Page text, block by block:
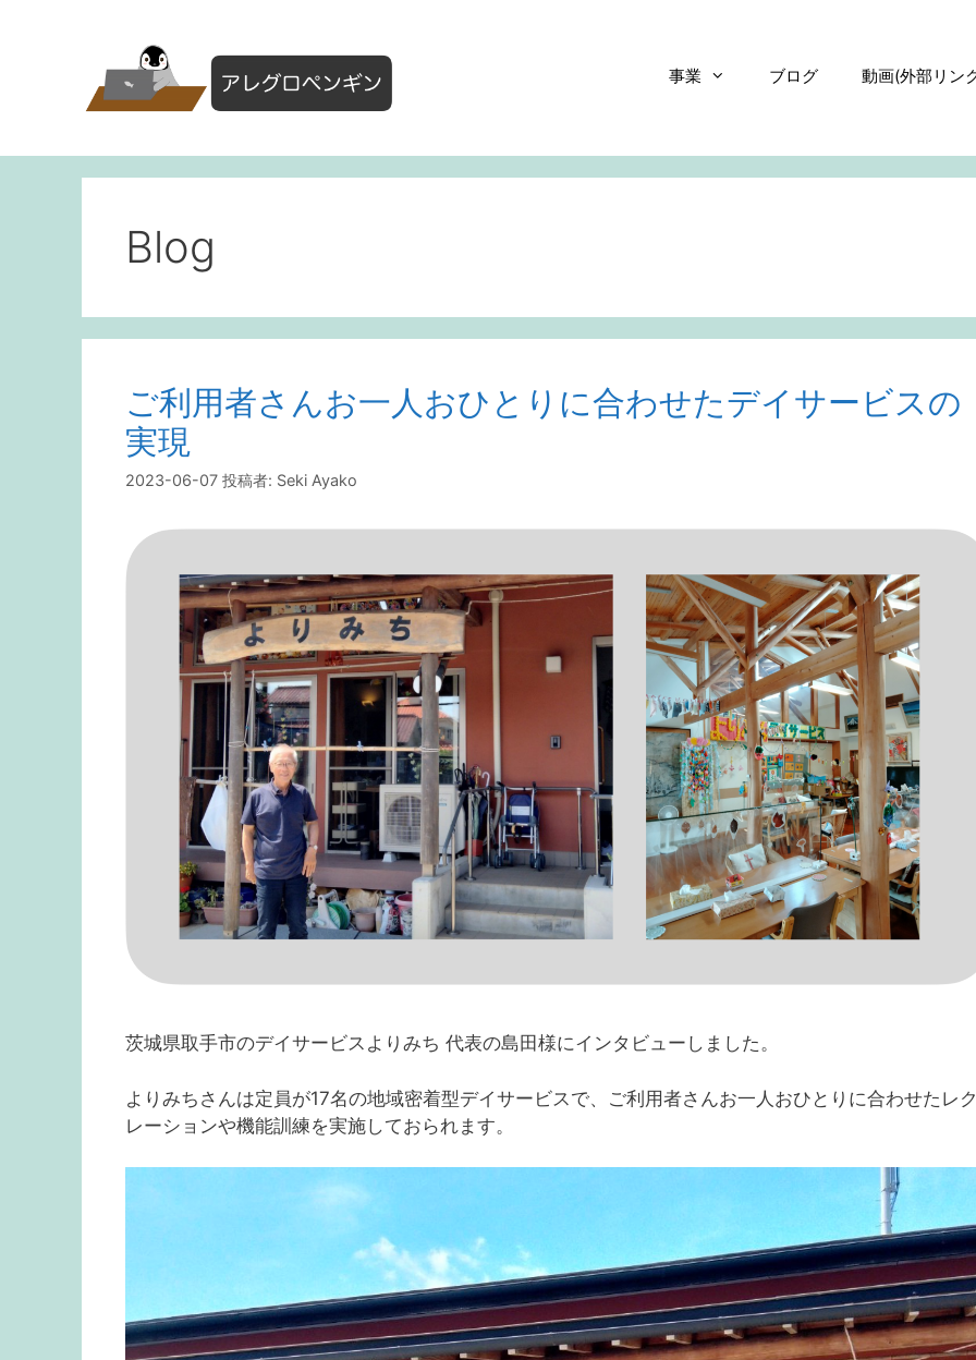
事業 ブログ 動画(外部リン
Blog
ご利用者さんお一人おひとりに合わせたデイサービスの
実現
2023-06-07 投稿者: Seki Ayako
茨城県取手市のデイサービスよりみち 代表の島田様にインタビューしました。
よりみちさんは定員が17名の地域密着型デイサービスで、ご利用者さんお一人おひとりに合わせたレク
レーションや機能訓練を実施しておられます。